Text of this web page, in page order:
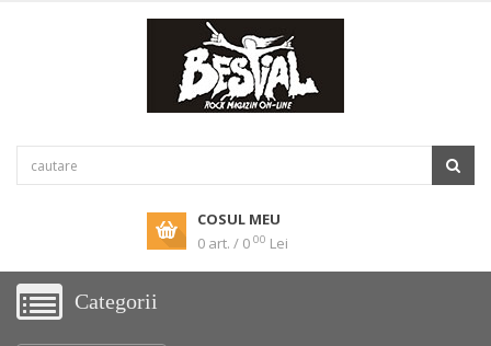
COSUL MEU
0 art. / 0 00 Lei
Categorii